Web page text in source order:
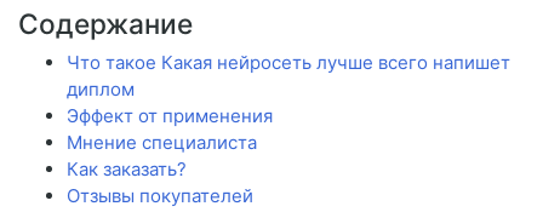
Содержание
Что такое Какая нейросеть лучше всего напишет
диплом
Эффект от применения
Мнение специалиста
Как заказать?
Отзывы покупателей